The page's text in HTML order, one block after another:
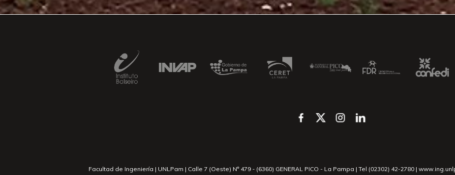
Facultad de Ingeniería | UNLPam | Calle 7 (Oeste) N° 479 - (6360) GENERAL PICO - La Pampa | Tel (02302) 42-2780 |